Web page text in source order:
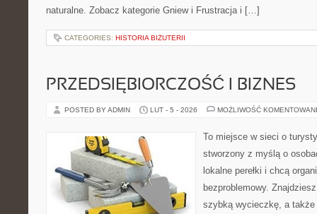
naturalne. Zobacz kategorie Gniew i Frustracja i […]
CATEGORIES: HISTORIA BIŻUTERII
PRZEDSIĘBIORCZOŚĆ I BIZNES
POSTED BY ADMIN LUT - 5 - 2026 MOŻLIWOŚĆ
To miejsce w sieci o
stworzony z myślą o
lokalne perełki i chcą
bezproblemowy.
szybką wycieczkę, a także